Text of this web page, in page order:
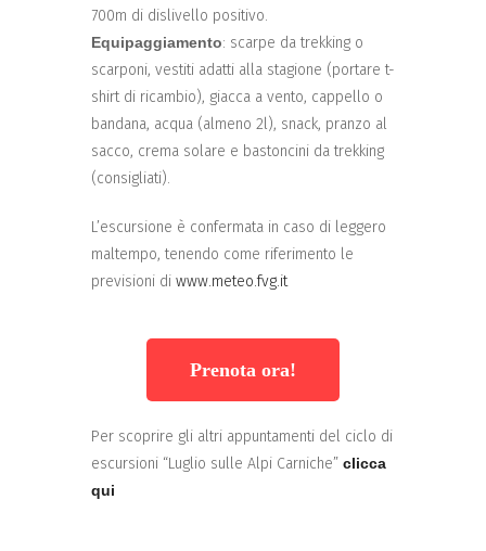
700m di dislivello positivo.
Equipaggiamento: scarpe da trekking o
scarponi, vestiti adatti alla stagione (portare t-
shirt di ricambio), giacca a vento, cappello o
bandana, acqua (almeno 2l), snack, pranzo al
sacco, crema solare e bastoncini da trekking
(consigliati).
L’escursione è confermata in caso di leggero
maltempo, tenendo come riferimento le
previsioni di www.meteo.fvg.it
Prenota ora!
Per scoprire gli altri appuntamenti del ciclo di
escursioni “Luglio sulle Alpi Carniche” clicca
qui